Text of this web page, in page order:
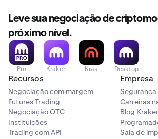
Leve sua negociação de
próximo nível.
Pro Kraken Krak Desktop
Recursos
Negociação com margem
Futures Trading
Negociação OTC
Instituições
Trading com API
Empresa
Segurança
Carreiras
Blog
Sala de